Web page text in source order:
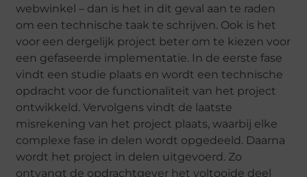
webwinkel – dan is het in dit geval aan te raden
om een ​​technische taak te schrijven. Ook is het
voor een dergelijk project beter om te kiezen voor
een gefaseerde implementatie. In de eerste fase
vindt een studie plaats en wordt een technische
opdracht voor de functionaliteit van het project
ontwikkeld. Vervolgens vindt de laatste
misrekening van het project plaats, waarbij elke
complexe fase in delen wordt opgedeeld. Daarna
wordt het project in delen uitgevoerd. Zo
ontvangt de opdrachtgever het voltooide deel